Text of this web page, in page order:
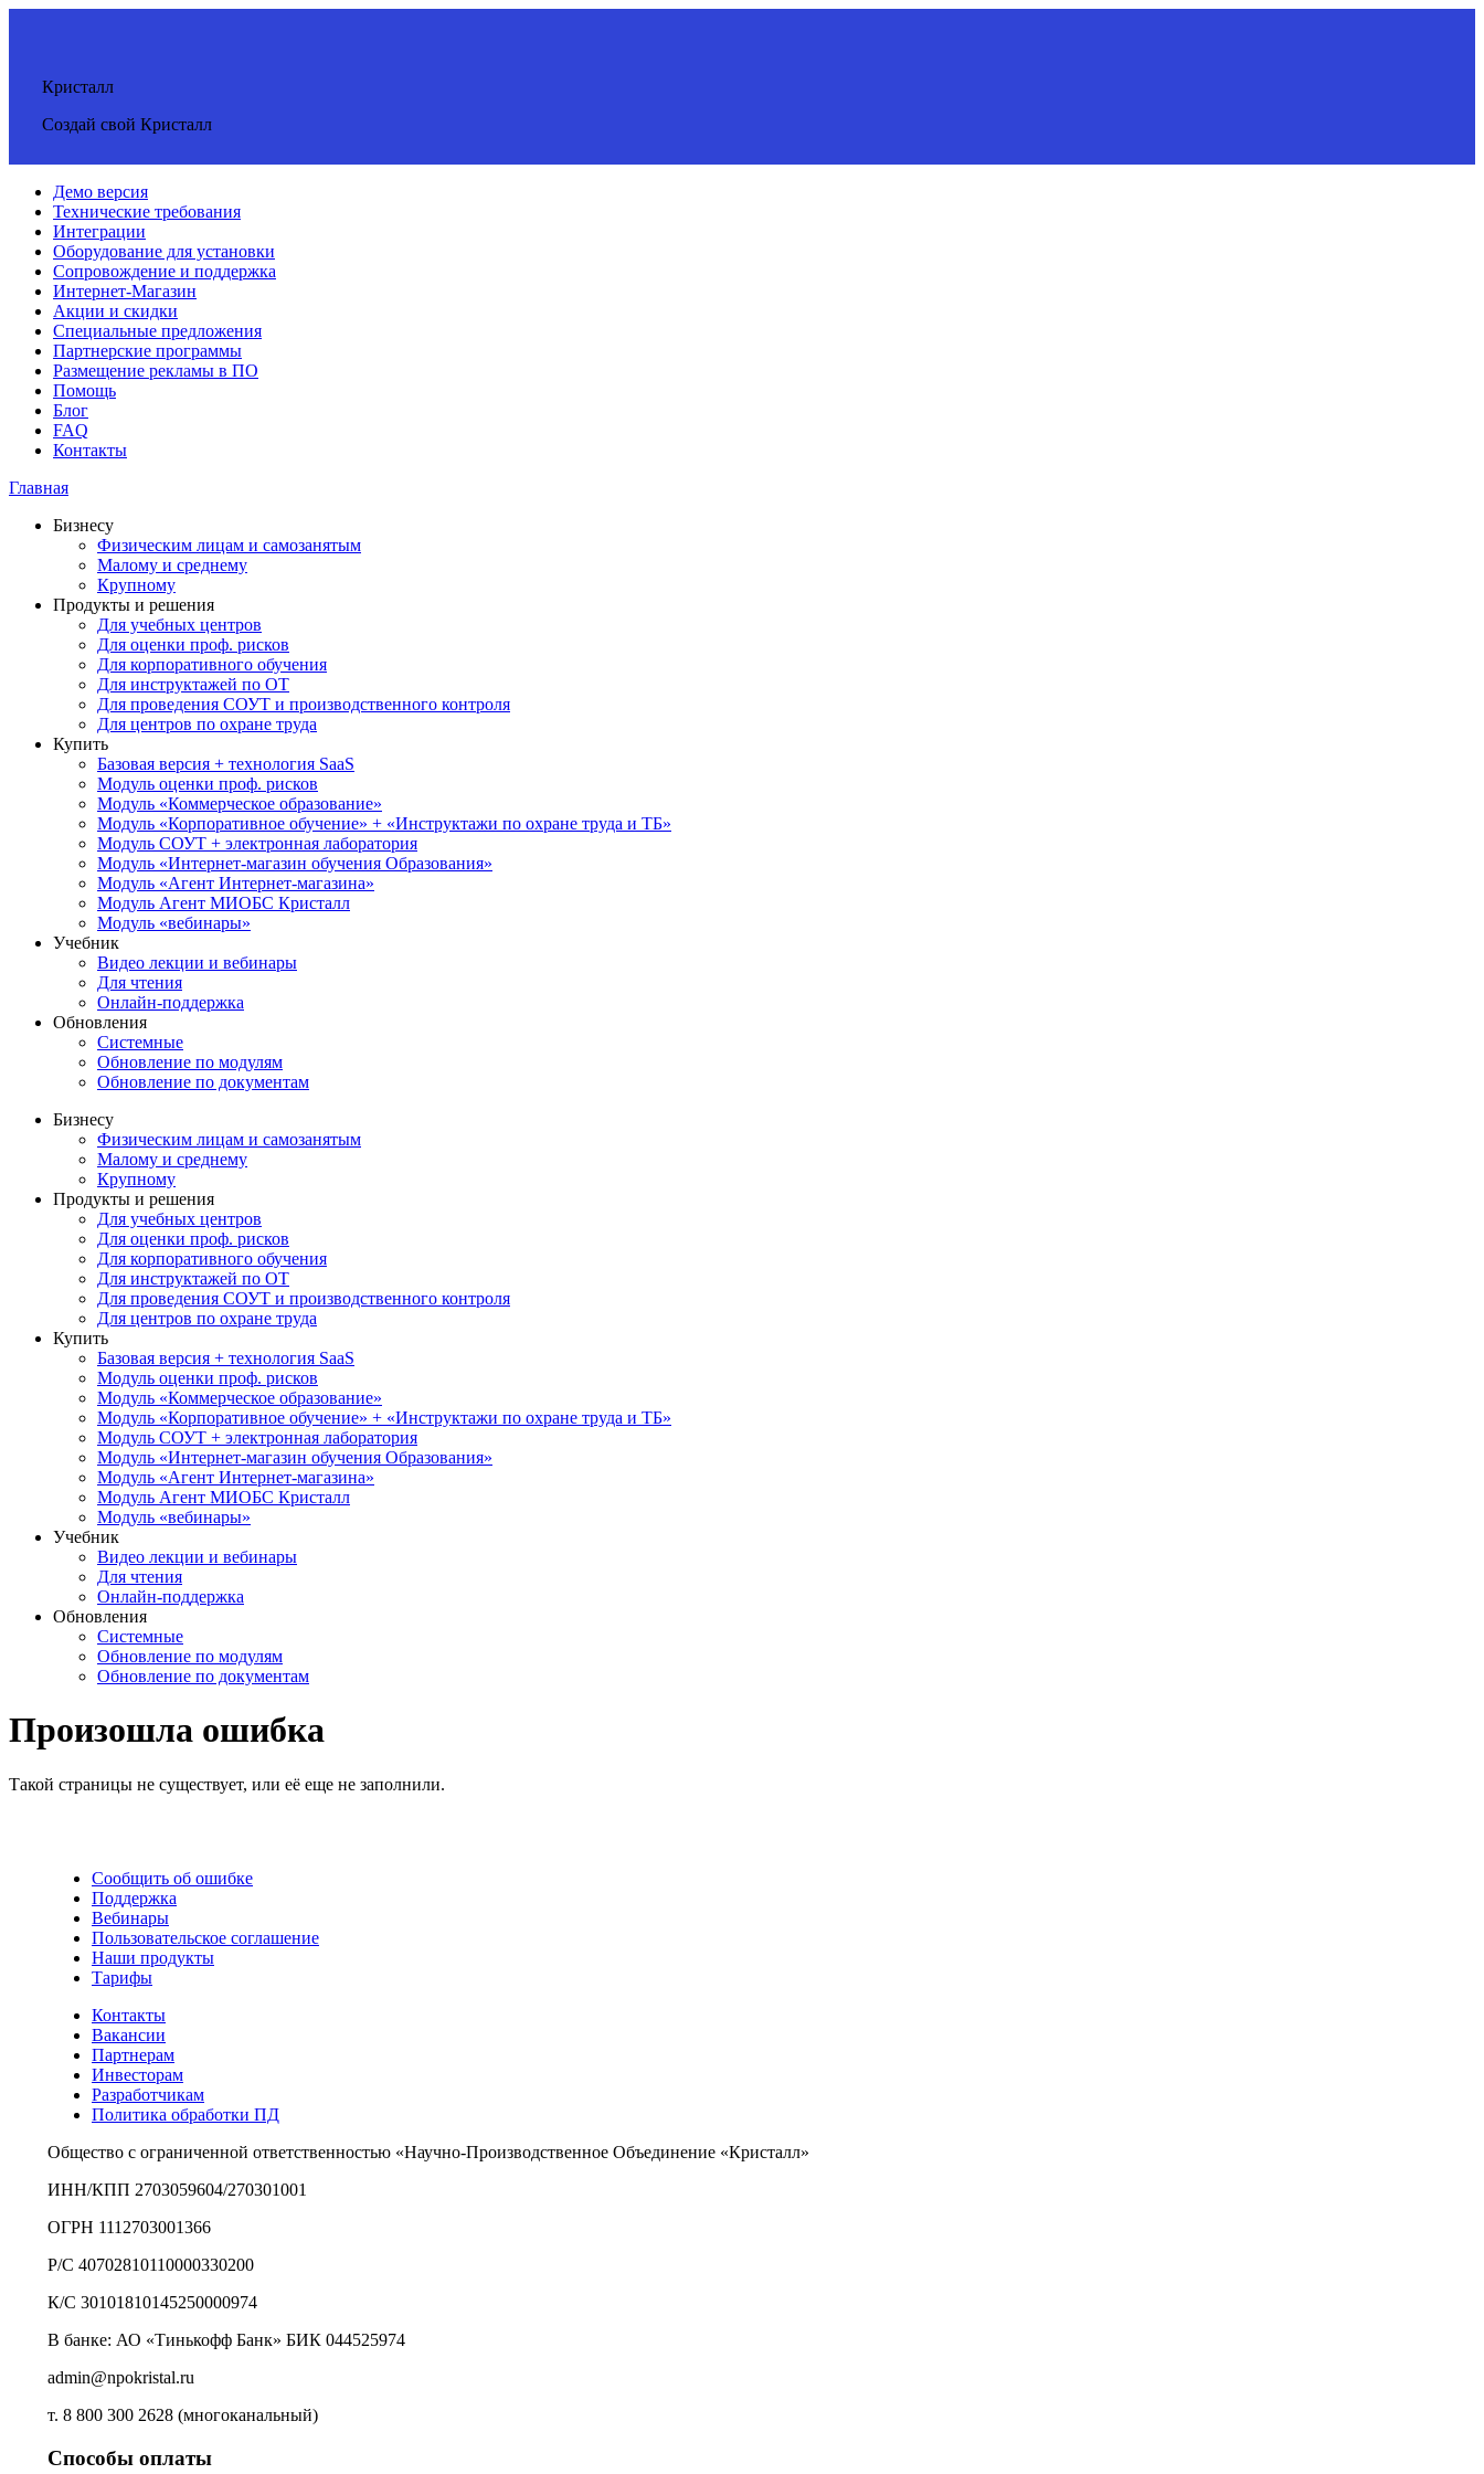
Кристалл
Создай свой Кристалл
Демо версия
Технические требования
Интеграции
Оборудование для установки
Сопровождение и поддержка
Интернет-Магазин
Акции и скидки
Специальные предложения
Партнерские программы
Размещение рекламы в ПО
Помощь
Блог
FAQ
Контакты
Главная
Бизнесу
Физическим лицам и самозанятым
Малому и среднему
Крупному
Продукты и решения
Для учебных центров
Для оценки проф. рисков
Для корпоративного обучения
Для инструктажей по ОТ
Для проведения СОУТ и производственного контроля
Для центров по охране труда
Купить
Базовая версия + технология SaaS
Модуль оценки проф. рисков
Модуль «Коммерческое образование»
Модуль «Корпоративное обучение» + «Инструктажи по охране труда и ТБ»
Модуль СОУТ + электронная лаборатория
Модуль «Интернет-магазин обучения Образования»
Модуль «Агент Интернет-магазина»
Модуль Агент МИОБС Кристалл
Модуль «вебинары»
Учебник
Видео лекции и вебинары
Для чтения
Онлайн-поддержка
Обновления
Системные
Обновление по модулям
Обновление по документам
Бизнесу
Физическим лицам и самозанятым
Малому и среднему
Крупному
Продукты и решения
Для учебных центров
Для оценки проф. рисков
Для корпоративного обучения
Для инструктажей по ОТ
Для проведения СОУТ и производственного контроля
Для центров по охране труда
Купить
Базовая версия + технология SaaS
Модуль оценки проф. рисков
Модуль «Коммерческое образование»
Модуль «Корпоративное обучение» + «Инструктажи по охране труда и ТБ»
Модуль СОУТ + электронная лаборатория
Модуль «Интернет-магазин обучения Образования»
Модуль «Агент Интернет-магазина»
Модуль Агент МИОБС Кристалл
Модуль «вебинары»
Учебник
Видео лекции и вебинары
Для чтения
Онлайн-поддержка
Обновления
Системные
Обновление по модулям
Обновление по документам
Произошла ошибка
Такой страницы не существует, или её еще не заполнили.
Сообщить об ошибке
Поддержка
Вебинары
Пользовательское соглашение
Наши продукты
Тарифы
Контакты
Вакансии
Партнерам
Инвесторам
Разработчикам
Политика обработки ПД
Общество с ограниченной ответственностью «Научно-Производственное Объединение «Кристалл»
ИНН/КПП 2703059604/270301001
ОГРН 1112703001366
Р/С 40702810110000330200
К/С 30101810145250000974
В банке: АО «Тинькофф Банк» БИК 044525974
admin@npokristal.ru
т. 8 800 300 2628 (многоканальный)
Способы оплаты